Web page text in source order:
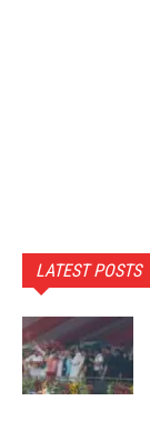
LATEST POSTS